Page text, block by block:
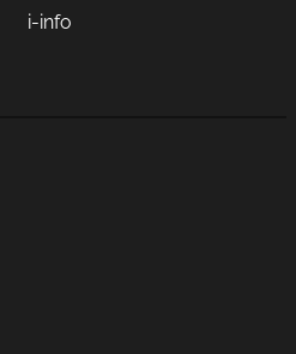
i-info